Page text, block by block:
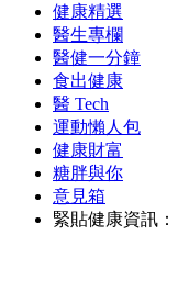
健康精選
醫生專欄
醫健一分鐘
食出健康
醫 Tech
運動懶人包
健康財富
糖胖與你
意見箱
緊貼健康資訊：